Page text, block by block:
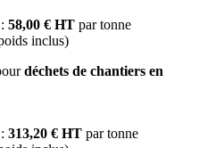
58,00 € HT par tonne
inclus)
déchets de chantiers en
313,20 € HT par tonne